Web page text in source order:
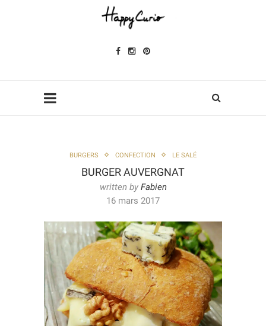
BURGERS CONFECTION LE SALÉ
BURGER AUVERGNAT
written by Fabien
16 mars 2017